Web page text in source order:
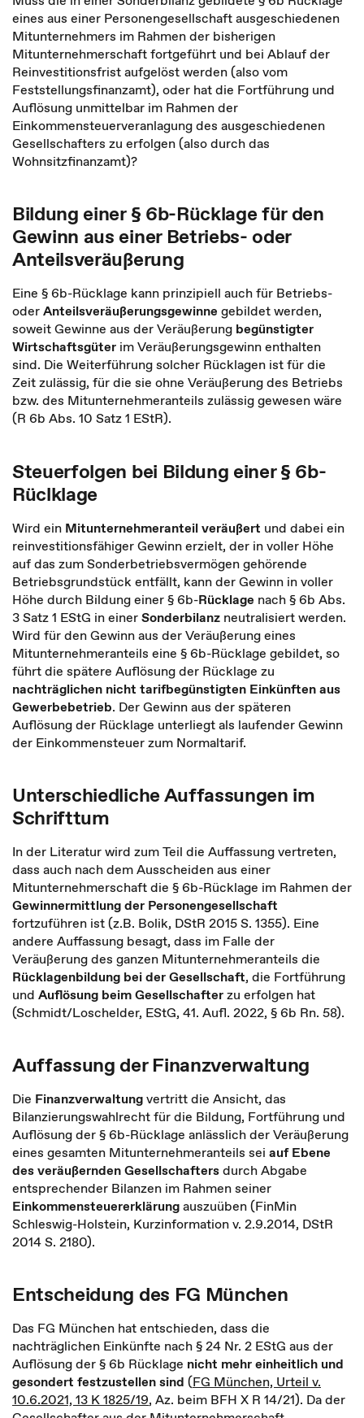
eines aus einer Personengesellschaft ausgeschiedenen
Mitunternehmers im Rahmen der bisherigen
Mitunternehmerschaft fortgeführt und bei Ablauf der
Reinvestitionsfrist aufgelöst werden (also vom
Feststellungsfinanzamt), oder hat die Fortführung und
Auflösung unmittelbar im Rahmen der
Einkommensteuerveranlagung des ausgeschiedenen
Gesellschafters zu erfolgen (also durch das
Wohnsitzfinanzamt)?
Bildung einer § 6b-Rücklage für den
Gewinn aus einer Betriebs- oder
Anteilsveräußerung
Eine § 6b-Rücklage kann prinzipiell auch für Betriebs-
oderAnteilsveräußerungsgewinne gebildet werden,
soweit Gewinne aus der Veräußerung begünstigter
Wirtschaftsgüter im Veräußerungsgewinn enthalten
sind. Die Weiterführung solcher Rücklagen ist für die
Zeit zulässig, für die sie ohne Veräußerung des Betriebs
bzw. des Mitunternehmeranteils zulässig gewesen wäre
(R 6b Abs. 10 Satz 1 EStR).
Steuerfolgen bei Bildung einer § 6b-
Rüclklage
Wird ein Mitunternehmeranteil veräußert und dabei ein
reinvestitionsfähiger Gewinn erzielt, der in voller Höhe
auf das zum Sonderbetriebsvermögen gehörende
Betriebsgrundstück entfällt, kann der Gewinn in voller
Höhe durch Bildung einer § 6b-Rücklage nach § 6b Abs.
3 Satz 1 EStG in einerSonderbilanz neutralisiert werden.
Wird für den Gewinn aus der Veräußerung eines
Mitunternehmeranteils eine § 6b-Rücklage gebildet, so
führt die spätere Auflösung der Rücklage zu
nachträglichen nicht tarifbegünstigten Einkünften aus
Gewerbebetrieb. Der Gewinn aus der späteren
Auflösung der Rücklage unterliegt als laufender Gewinn
der Einkommensteuer zum Normaltarif.
Unterschiedliche Auffassungen im
Schrifttum
In der Literatur wird zum Teil die Auffassung vertreten,
dass auch nach dem Ausscheiden aus einer
Mitunternehmerschaft die § 6b-Rücklage im Rahmen der
Gewinnermittlung der Personengesellschaft
fortzuführen ist (z.B. Bolik, DStR 2015 S. 1355). Eine
andere Auffassung besagt, dass im Falle der
Veräußerung des ganzen Mitunternehmeranteils die
Rücklagenbildung bei der Gesellschaft, die Fortführung
und Auflösung beim Gesellschafterzu erfolgen hat
(Schmidt/Loschelder, EStG, 41. Aufl. 2022, § 6b Rn. 58).
Auffassung der Finanzverwaltung
Die Finanzverwaltungvertritt die Ansicht, das
Bilanzierungswahlrecht für die Bildung, Fortführung und
Auflösung der § 6b-Rücklage anlässlich der Veräußerung
eines gesamten Mitunternehmeranteils sei auf Ebene
des veräußernden Gesellschaftersdurch Abgabe
entsprechender Bilanzen im Rahmen seiner
Einkommensteuererklärungauszuüben (FinMin
Schleswig-Holstein, Kurzinformation v. 2.9.2014, DStR
2014 S. 2180).
Entscheidung des FG München
Das FG München hat entschieden, dass die
nachträglichen Einkünfte nach § 24 Nr. 2 EStG aus der
Auflösung der § 6b Rücklage nicht mehr einheitlich und
gesondert festzustellen sind (FG München, Urteil v.
10.6.2021, 13 K 1825/19, Az. beim BFH X R 14/21). Da der